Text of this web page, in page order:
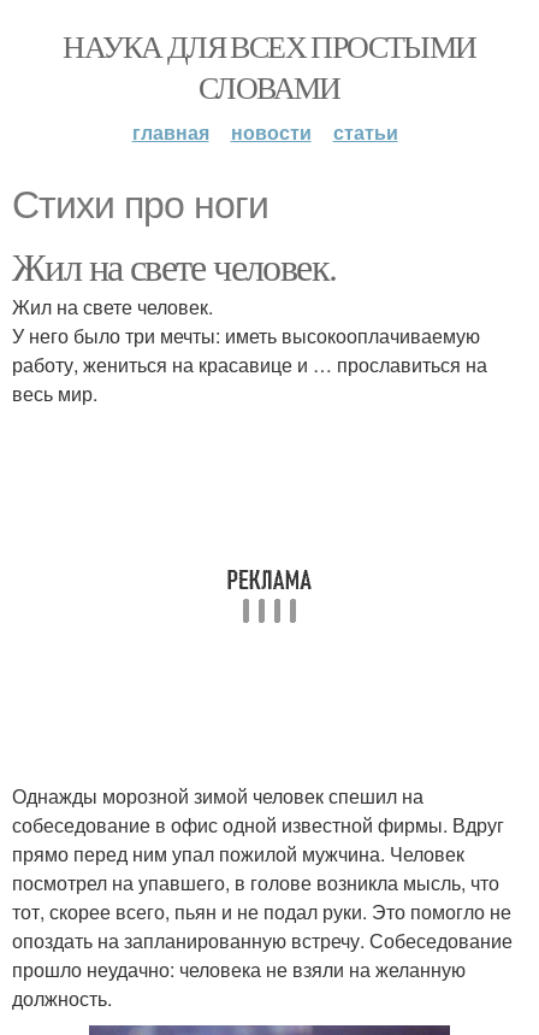
НАУКА ДЛЯ ВСЕХ ПРОСТЫМИ
СЛОВАМИ
главная новости статьи
Стихи про ноги
Жил на свете человек.
Жил на свете человек.
У него было три мечты: иметь высокооплачиваемую
работу, жениться на красавице и … прославиться на
весь мир.
Однажды морозной зимой человек спешил на
собеседование в офис одной известной фирмы. Вдруг
прямо перед ним упал пожилой мужчина. Человек
посмотрел на упавшего, в голове возникла мысль, что
тот, скорее всего, пьян и не подал руки. Это помогло не
опоздать на запланированную встречу. Собеседование
прошло неудачно: человека не взяли на желанную
должность.